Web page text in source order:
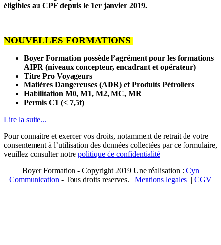
éligibles au CPF depuis le 1er janvier 2019.
NOUVELLES FORMATIONS
Boyer Formation possède l’agrément pour les formations
AIPR (niveaux concepteur, encadrant et opérateur)
Titre Pro Voyageurs
Matières Dangereuses (ADR) et Produits Pétroliers
Habilitation M0, M1, M2, MC, MR
Permis C1 (< 7,5t)
Lire la suite...
Pour connaitre et exercer vos droits, notamment de retrait de votre
consentement à l’utilisation des données collectées par ce formulaire,
veuillez consulter notre politique de confidentialité
Boyer Formation - Copyright 2019 Une réalisation : Cyn
Communication - Tous droits reserves. | Mentions legales | CGV